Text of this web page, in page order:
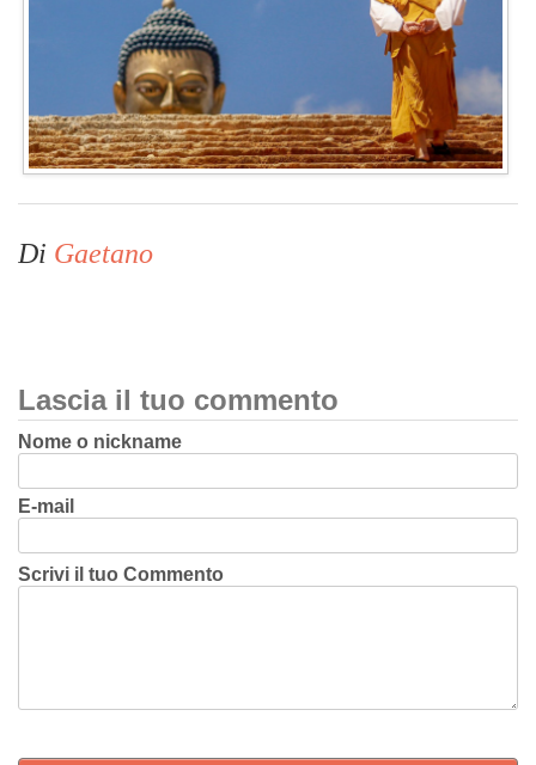
Di Gaetano
Lascia il tuo commento
Nome o nickname
E-mail
Scrivi il tuo Commento